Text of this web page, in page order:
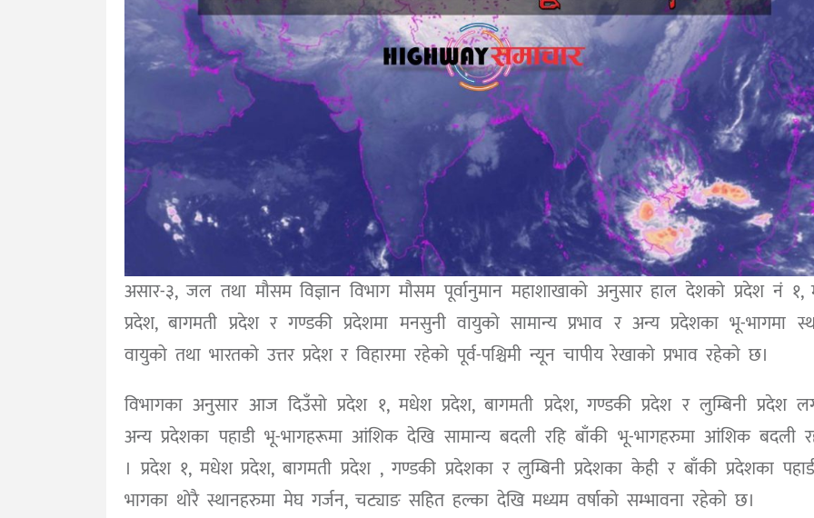
असार-३, जल तथा मौसम विज्ञान विभाग मौसम पूर्वानुमान महाशाखाको अनुसार हाल देशको प्रदेश नं
प्रदेश, बागमती प्रदेश र गण्डकी प्रदेशमा मनसुनी वायुको सामान्य प्रभाव र अन्य प्रदेशका भू-भागमा
वायुको तथा भारतको उत्तर प्रदेश र विहारमा रहेको पूर्व-पश्चिमी न्यून चापीय रेखाको प्रभाव रहेको छ।
विभागका अनुसार आज दिउँसो प्रदेश १, मधेश प्रदेश, बागमती प्रदेश, गण्डकी प्रदेश र लुम्बिनी प्रदेश
अन्य प्रदेशका पहाडी भू-भागहरूमा आंशिक देखि सामान्य बदली रहि बाँकी भू-भागहरुमा आंशिक बदली
। प्रदेश १, मधेश प्रदेश, बागमती प्रदेश , गण्डकी प्रदेशका र लुम्बिनी प्रदेशका केही र बाँकी प्रदेशका
भागका थोरै स्थानहरुमा मेघ गर्जन, चट्याङ सहित हल्का देखि मध्यम वर्षाको सम्भावना रहेको छ।